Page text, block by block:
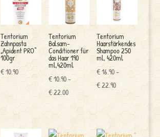
Tentorium
Zahnpasta
„Apident PRO“
100gr
€10.90
Tentorium
Balsam-
Conditioner für
das Haar 190
ml,420ml
€10.90–
€22.00Preisspanne:
€ 10.90
bis
€ 22.00
Tentorium
Haarstärkendes
Shampoo 250
ml, 420ml
€16.90–
€22.90Preisspanne:
€ 16.90
bis
€ 22.90